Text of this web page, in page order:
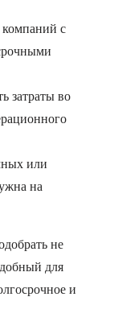
с
затраты во
или
на
не
для
и